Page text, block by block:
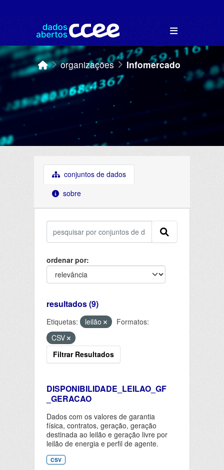
organizações Infomercado
conjuntos de dados
sobre
ordenar por
resultados (9)
Etiquetas: leilão
Formatos:
CSV
Filtrar Resultados
DISPONIBILIDADE_LEILAO_GF
_GERACAO
Dados com os valores de garantia
física, contratos, geração, geração
destinada ao leilão e geração livre por
leilão de energia e perfil de agente.
CSV